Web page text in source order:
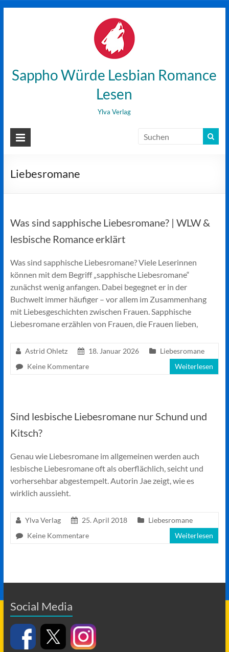
Sappho Würde Lesbian Romance
Lesen
Ylva Verlag
Liebesromane
Was sind sapphische Liebesromane? | WLW &
lesbische Romance erklärt
Was sind sapphische Liebesromane? Viele Leserinnen
können mit dem Begriff „sapphische Liebesromane“
zunächst wenig anfangen. Dabei begegnet er in der
Buchwelt immer häufiger – vor allem im Zusammenhang
mit Liebesgeschichten zwischen Frauen. Sapphische
Liebesromane erzählen von Frauen, die Frauen lieben,
Astrid Ohletz 18. Januar 2026
Liebesromane
Keine Kommentare
Weiterlesen
Sind lesbische Liebesromane nur Schund und
Kitsch?
Genau wie Liebesromane im allgemeinen werden auch
lesbische Liebesromane oft als oberflächlich, seicht und
vorhersehbar abgestempelt. Autorin Jae zeigt, wie es
wirklich aussieht.
Ylva Verlag 25. April 2018
Liebesromane
Keine Kommentare
Weiterlesen
Social Media